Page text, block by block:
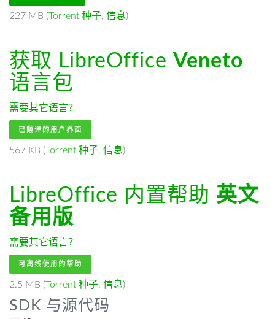
227 MB (Torrent 种子, 信息)
获取 LibreOffice Veneto
语言包
需要其它语言？
已翻译的用户界面
567 KB (Torrent 种子, 信息)
LibreOffice 内置帮助 英文
备用版
需要其它语言？
可离线使用的帮助
2.5 MB (Torrent 种子, 信息)
SDK 与源代码